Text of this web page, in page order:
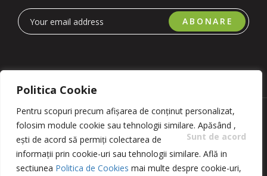
Politica Cookie
Pentru scopuri precum afișarea de conținut personalizat,
folosim module cookie sau tehnologii similare. Apăsând
Sunt de acord
,
ești de acord să permiți colectarea de
informații prin cookie-uri sau tehnologii similare. Află in
sectiunea Politica de Cookies mai multe despre cookie-uri,
ABONARE
Copyright 2023 © Romfarmachim SA. Realizat de Simplio
Software